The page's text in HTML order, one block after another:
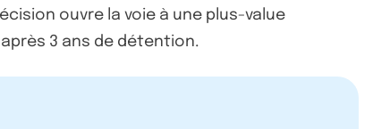
ouvre la voie à une plus-value
3 ans de détention.